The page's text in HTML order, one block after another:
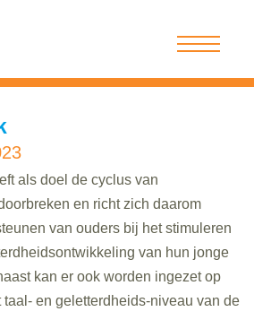
als doel de cyclus van
en richt zich daarom
van ouders bij het stimuleren
van hun jonge
kan er ook worden ingezet op
taal- en geletterdheids-niveau van de